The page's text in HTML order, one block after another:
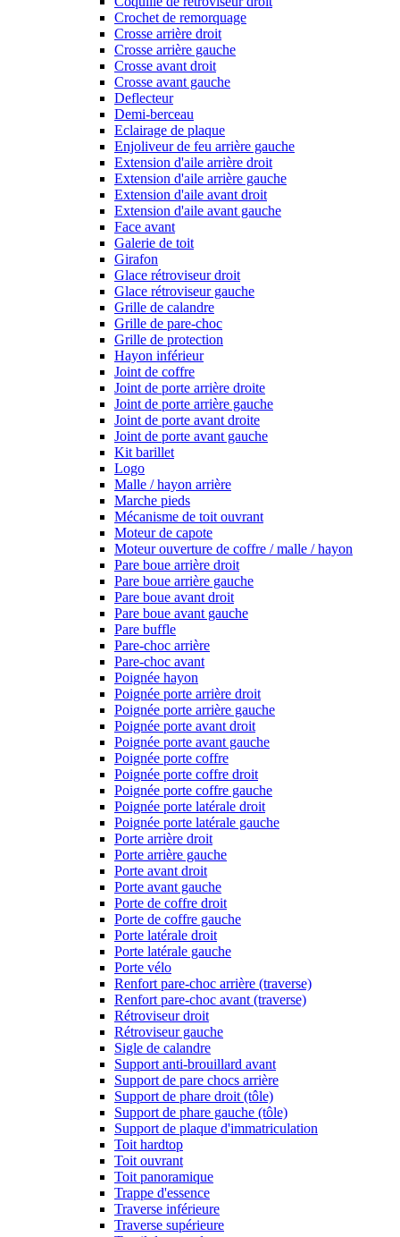
Crochet de remorquage
Crosse arrière droit
Crosse arrière gauche
Crosse avant droit
Crosse avant gauche
Deflecteur
Demi-berceau
Eclairage de plaque
Enjoliveur de feu arrière gauche
Extension d'aile arrière droit
Extension d'aile arrière gauche
Extension d'aile avant droit
Extension d'aile avant gauche
Face avant
Galerie de toit
Girafon
Glace rétroviseur droit
Glace rétroviseur gauche
Grille de calandre
Grille de pare-choc
Grille de protection
Hayon inférieur
Joint de coffre
Joint de porte arrière droite
Joint de porte arrière gauche
Joint de porte avant droite
Joint de porte avant gauche
Kit barillet
Logo
Malle / hayon arrière
Marche pieds
Mécanisme de toit ouvrant
Moteur de capote
Moteur ouverture de coffre / malle / hayon
Pare boue arrière droit
Pare boue arrière gauche
Pare boue avant droit
Pare boue avant gauche
Pare buffle
Pare-choc arrière
Pare-choc avant
Poignée hayon
Poignée porte arrière droit
Poignée porte arrière gauche
Poignée porte avant droit
Poignée porte avant gauche
Poignée porte coffre
Poignée porte coffre droit
Poignée porte coffre gauche
Poignée porte latérale droit
Poignée porte latérale gauche
Porte arrière droit
Porte arrière gauche
Porte avant droit
Porte avant gauche
Porte de coffre droit
Porte de coffre gauche
Porte latérale droit
Porte latérale gauche
Porte vélo
Renfort pare-choc arrière (traverse)
Renfort pare-choc avant (traverse)
Rétroviseur droit
Rétroviseur gauche
Sigle de calandre
Support anti-brouillard avant
Support de pare chocs arrière
Support de phare droit (tôle)
Support de phare gauche (tôle)
Support de plaque d'immatriculation
Toit hardtop
Toit ouvrant
Toit panoramique
Trappe d'essence
Traverse inférieure
Traverse supérieure